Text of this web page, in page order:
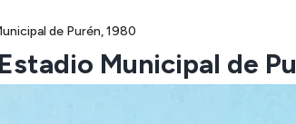
de Purén, 1980
Municipal de